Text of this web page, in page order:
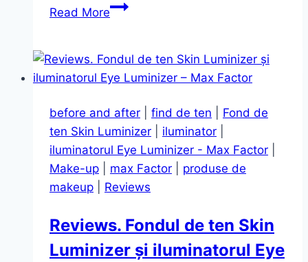
Read MoreSfaturi
“Black
Friday”
de
shopping)
before and after find de ten
Fond de
ten Skin Luminizer
iluminator
iluminatorul Eye Luminizer - Max Factor
Make-up
max Factor
produse de
makeup
Reviews
Reviews. Fondul de ten Skin
Luminizer și iluminatorul Eye